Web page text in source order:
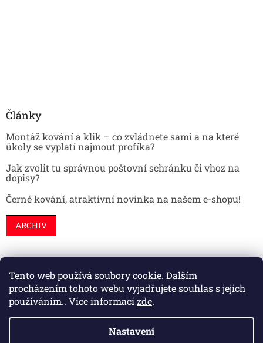
Tento web používá soubory cookie. Dalším
procházením tohoto webu vyjadřujete souhlas s jejich
používáním.. Více informacízde.
Nastavení
Články
Montáž kování a klik – co zvládnete sami a na které
úkoly se vyplatí najmout profíka?
Jak zvolit tu správnou poštovní schránku či vhoz na
dopisy?
Černé kování, atraktivní novinka na našem e-shopu!
ARCHIV
Stavební pouzdra Interiéry Dveře
Vytvořil Shoptet